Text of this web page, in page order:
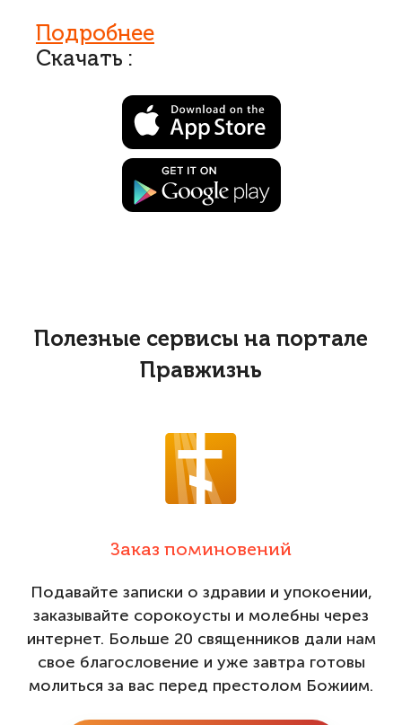
Подробнее
Скачать :
Полезные сервисы на портале
Правжизнь
Заказ поминовений
Подавайте записки о здравии и упокоении,
заказывайте сорокоусты и молебны через
интернет. Больше 20 священников дали нам
свое благословение и уже завтра готовы
молиться за вас перед престолом Божиим.